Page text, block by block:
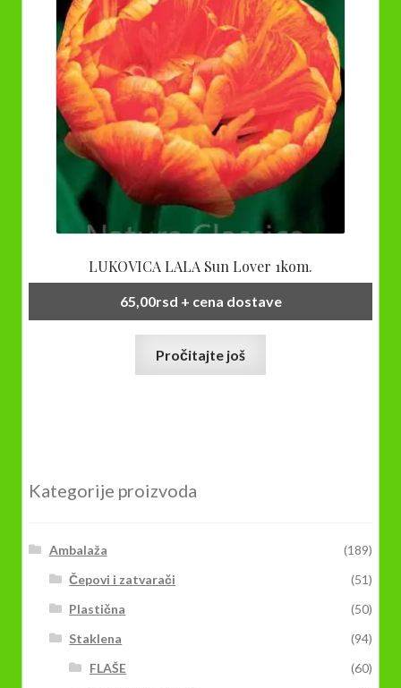
LUKOVICA LALA Sun Lover 1kom.
65,00rsd + cena dostave
Pročitajte još
Kategorije proizvoda
Ambalaža
(189)
Čepovi i zatvarači
(51)
Plastična
(50)
Staklena
(94)
FLAŠE
(60)